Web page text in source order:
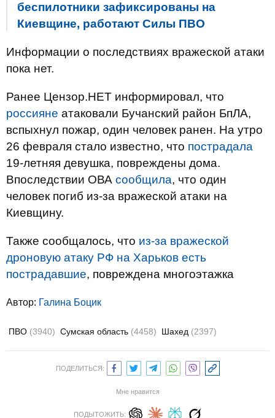
беспилотники зафиксированы на
Киевщине, работают Силы ПВО
Информации о последствиях вражеской атаки
пока нет.
Ранее Цензор.НЕТ информировал, что
россияне атаковали Бучанский район БпЛА,
вспыхнул пожар, один человек ранен. На утро
26 февраля стало известно, что пострадала
19-летняя девушка, повреждены дома.
Впоследствии ОВА сообщила, что один
человек погиб из-за вражеской атаки на
Киевщину.
Также сообщалось, что из-за вражеской
дроновую атаку РФ на Харьков есть
пострадавшие, повреждена многоэтажка
Автор: Галина Боцик
ПВО (3940) Сумская область (4458) Шахед (2397)
ПОДЕЛИТЬСЯ:
Мне нравится
ПОДЫТОЖИТЬ: